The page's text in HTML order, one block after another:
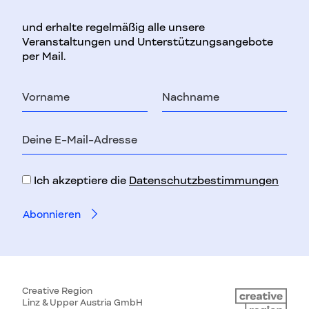
und erhalte regelmäßig alle unsere
Veranstaltungen und Unterstützungsangebote
per Mail.
Mail-
Ich akzeptiere die Datenschutzbestimmungen
Creative Region
Linz & Upper Austria GmbH